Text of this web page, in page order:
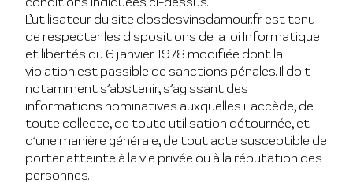
L’utilisateur du site closdesvinsdamour.fr est tenu
de respecter les dispositions de la loi Informatique
et libertés du 6 janvier 1978 modifiée dont la
violation est passible de sanctions pénales. Il doit
notamment s’abstenir, s’agissant des
informations nominatives auxquelles il accède, de
toute collecte, de toute utilisation détournée, et
d’une manière générale, de tout acte susceptible de
porter atteinte à la vie privée ou à la réputation des
personnes.